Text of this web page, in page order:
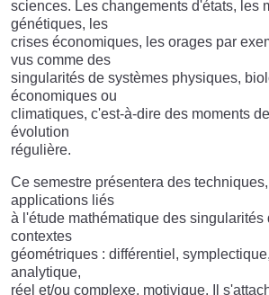
sciences. Les changements d'états, les
génétiques, les
crises économiques, les orages par
vus comme des
singularités de systèmes physiques,
économiques ou
climatiques, c'est-à-dire des moments
évolution
régulière.
Ce semestre présentera des
applications liés
à l'étude mathématique des singularités
contextes
géométriques : différentiel,
analytique,
réel et/ou complexe, motivique. Il